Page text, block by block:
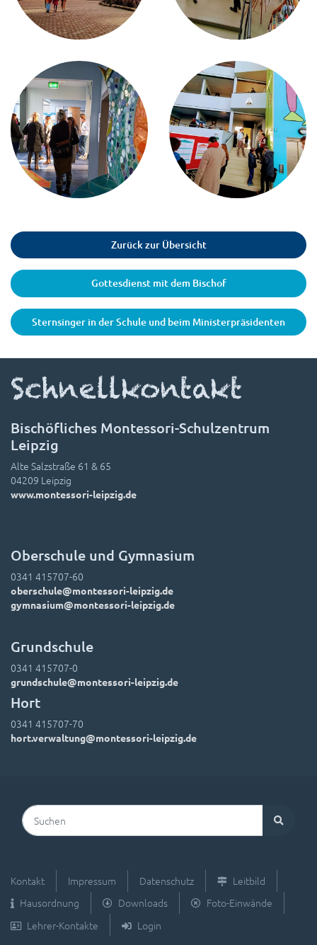
Zurück zur Übersicht
Gottesdienst mit dem Bischof
Sternsinger in der Schule und beim Ministerpräsidenten
Schnellkontakt
Bischöfliches Montessori-Schulzentrum
Leipzig
Alte Salzstraße 61 & 65
04209 Leipzig
www.montessori-leipzig.de
Oberschule und Gymnasium
0341 415707-60
oberschule@montessori-leipzig.de
gymnasium@montessori-leipzig.de
Grundschule
0341 415707-0
grundschule@montessori-leipzig.de
Hort
0341 415707-70
hort.verwaltung@montessori-leipzig.de
Suchen
Kontakt Impressum Datenschutz
Leitbild
Hausordnung
Downloads
Foto-Einwände
Lehrer-Kontakte
Login